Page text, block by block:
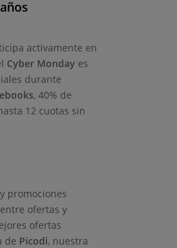
activamente en
Cyber Monday es
durante
, 40% de
12 cuotas sin
promociones
ofertas y
ofertas
de Picodi, nuestra